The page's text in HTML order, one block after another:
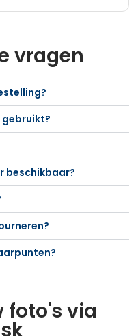
vragen
gebruikt?
beschikbaar?
foto's via